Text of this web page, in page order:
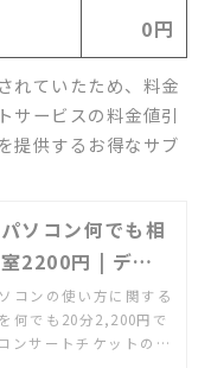
0円
れていたため、料金
サービスの料金値引
提供するお得なサブ
ソコン何でも相
2200円 | デジ
【公式】
コンの使い方に関する
何でも20分2,200円で
ンサートチケットの申